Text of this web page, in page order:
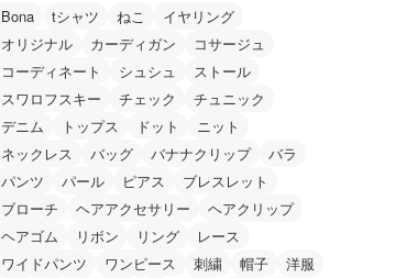
Bona tシャツ ねこ
イヤリング
オリジナル
カーディガン
コサージュ
コーディネート
シュシュ
ストール
スワロフスキー
チェック
チュニック
デニム
トップス ドット
ニット
ネックレス
バッグ バナナクリップ
バラ
パンツ
パール ピアス
ブレスレット
ブローチ
ヘアアクセサリー
ヘアクリップ
ヘアゴム
リボン リング
レース
ワイドパンツ
ワンピース 刺繍 帽子
洋服